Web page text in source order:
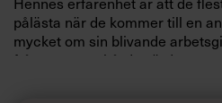
pålästa när de kommer till en
mycket om sin blivande
frågorna om »hårda värden«